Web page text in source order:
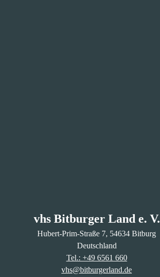
vhs Bitburger Land e. V.
Hubert-Prim-Straße 7, 54634 Bitburg
Deutschland
Tel.: +49 6561 660
vhs@bitburgerland.de